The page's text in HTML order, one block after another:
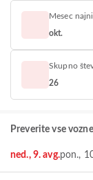
Mesec
okt.
Skupno
26
Preverite vse
ned., 9. avg.pon.,